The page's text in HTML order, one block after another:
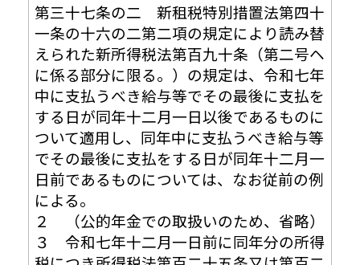
第三十七条の二 新租税特別措置法第四十
一条の十六の二第二項の規定により読み替
えられた新所得税法第百九十条（第二号ヘ
に係る部分に限る。）の規定は、令和七年
中に支払うべき給与等でその最後に支払を
する日が同年十二月一日以後であるものに
ついて適用し、同年中に支払うべき給与等
でその最後に支払をする日が同年十二月一
日前であるものについては、なお従前の例
による。
２ （公的年金での取扱いのため、省略）
３ 令和七年十二月一日前に同年分の所得